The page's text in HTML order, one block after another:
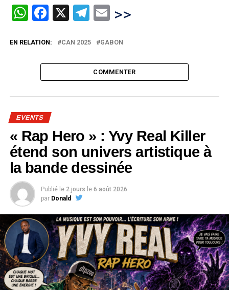
WhatsApp
Facebook
X Telegram
Email
>>
EN RELATION: CAN 2025 GABON
COMMENTER
EVENTS
« Rap Hero » : Yvy Real Killer
étend son univers artistique à
la bande dessinée
Publié le 2 jours le 6 août 2026
par Donald